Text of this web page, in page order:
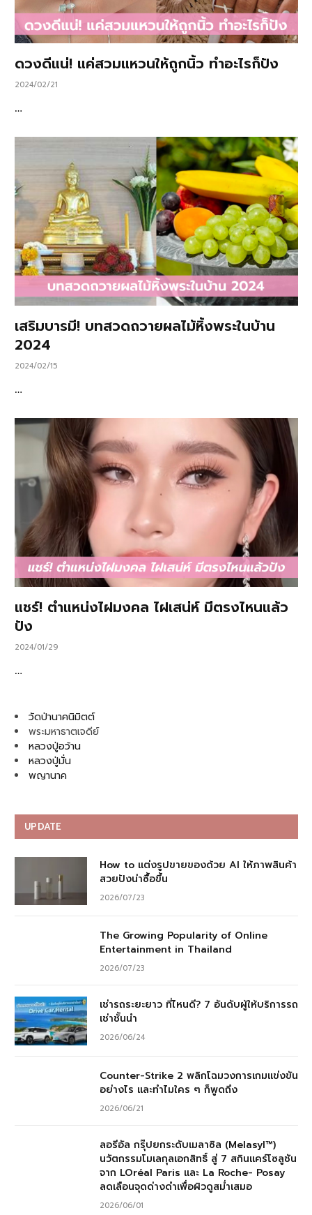
ดวงดีแน่! แค่สวมแหวนให้ถูกนิ้ว ทำอะไรก็ปัง
2024/02/21
…
เสริมบารมี! บทสวดถวายผลไม้หิ้งพระในบ้าน
2024
2024/02/15
…
แชร์! ตำแหน่งไฝมงคล ไฝเสน่ห์ มีตรงไหนแล้ว
ปัง
2024/01/29
…
วัดป่านาคนิมิตต์
พระมหาธาตเจดีย์
หลวงปู่อว้าน
หลวงปู่มั่น
พญานาค
UPDATE
How to แต่งรูปขายของด้วย AI ให้ภาพสินค้า
สวยปังน่าซื้อขึ้น
2026/07/23
The Growing Popularity of Online
Entertainment in Thailand
2026/07/23
เช่ารถระยะยาว ที่ไหนดี? 7 อันดับผู้ให้บริการรถ
เช่าชั้นนำ
2026/06/24
Counter-Strike 2 พลิกโฉมวงการเกมแข่งขัน
อย่างไร และทำไมใคร ๆ ก็พูดถึง
2026/06/21
ลอรีอัล กรุ๊ปยกระดับเมลาซิล (Melasyl™)
นวัตกรรมโมเลกุลเอกสิทธิ์ สู่ 7 สกินแคร์โซลูชัน
จาก LOréal Paris และ La Roche- Posay
ลดเลือนจุดด่างดำเพื่อผิวดูสม่ำเสมอ
2026/06/01